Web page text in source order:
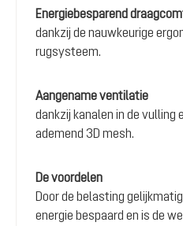
Energiebesparend
dankzij de nauwkeurige
rugsysteem.
Aangename ventilatie
dankzij kanalen in de vulling
ademend 3D mesh.
De voordelen
Door de belasting
energie bespaard en is de